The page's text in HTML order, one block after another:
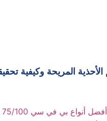
الأحذية المريحة وكيفية